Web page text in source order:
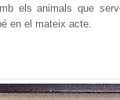
els animals que
en el mateix acte.